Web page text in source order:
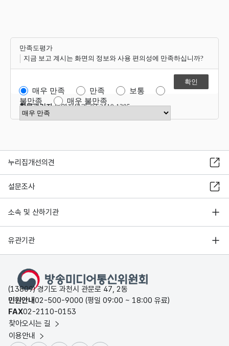
만족도평가
지금 보고 계시는 화면의 정보와 사용 편의성에 만족하십니까?
매우 만족 만족
보통
불만족
매우 불만족
만족도 점수 선택
항목관리자운영지원과 02-2110-1305
누리집개선의견
설문조사
소속 및 산하기관
유관기관
(13809) 경기도 과천시 관문로 47, 2동
민원안내02-500-9000 (평일 09:00 ~ 18:00 유료)
FAX02-2110-0153
찾아오시는 길
이용안내